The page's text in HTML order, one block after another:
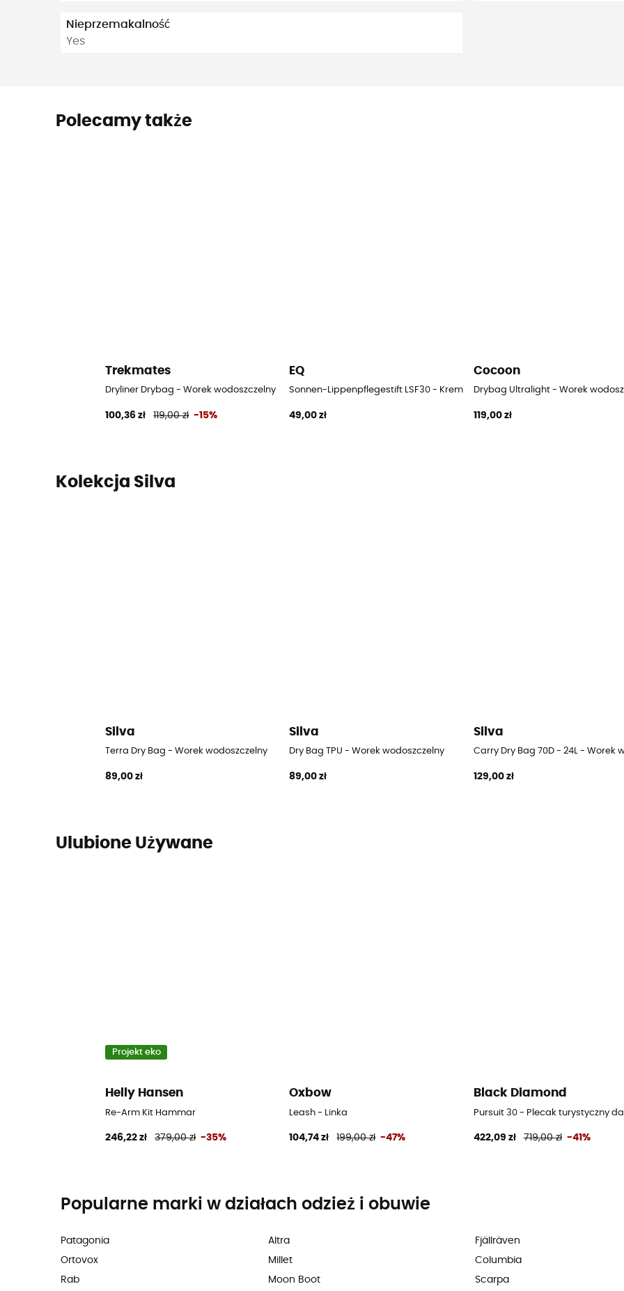
Nieprzemakalność
Yes
Polecamy także
Trekmates
Dryliner Drybag - Worek wodoszczelny
100,36 zł 119,00 zł -15%
EQ
Sonnen-Lippenpflegestift LSF30 - Krem przeciwsłoneczny
49,00 zł
Cocoon
Drybag Ultralight - Worek
119,00 zł
Kolekcja Silva
Silva
Terra Dry Bag - Worek wodoszczelny
89,00 zł
Silva
Dry Bag TPU - Worek wodoszczelny
89,00 zł
Silva
Carry Dry Bag 70D - 24L - Worek
129,00 zł
Ulubione Używane
Projekt eko
Helly Hansen
Re-Arm Kit Hammar
246,22 zł 379,00 zł -35%
Oxbow
Leash - Linka
104,74 zł 199,00 zł -47%
Black Diamond
Pursuit 30 - Plecak turystyczny
422,09 zł 719,00 zł -41%
Popularne marki w działach odzież i obuwie
Patagonia
Ortovox
Rab
Altra
Millet
Moon Boot
Fjällräven
Columbia
Scarpa